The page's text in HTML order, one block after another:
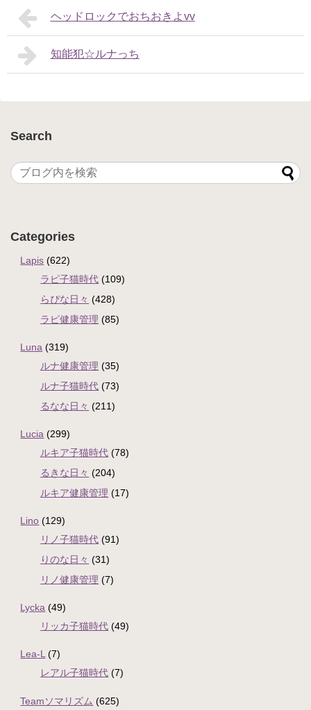
ヘッドロックでおちおきよvv
知能犯☆ルナっち
Search
Categories
Lapis (622)
ラピ子猫時代 (109)
らぴな日々 (428)
ラピ健康管理 (85)
Luna (319)
ルナ健康管理 (35)
ルナ子猫時代 (73)
るなな日々 (211)
Lucia (299)
ルキア子猫時代 (78)
るきな日々 (204)
ルキア健康管理 (17)
Lino (129)
リノ子猫時代 (91)
りのな日々 (31)
リノ健康管理 (7)
Lycka (49)
リッカ子猫時代 (49)
Lea-L(7)
レアル子猫時代 (7)
Teamソマリズム (625)